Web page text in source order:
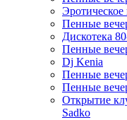
Пенные
Дискотека
Пенные
Dj Kenia
Пенные
Пенные
Открытие
Sadko